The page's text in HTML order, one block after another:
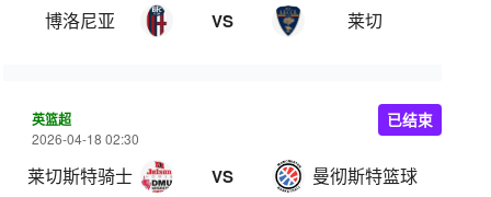
博洛尼亚 VS 莱切
英篮超
2026-04-18 02:30
莱切斯特骑士 VS 曼彻斯特篮球
已结束